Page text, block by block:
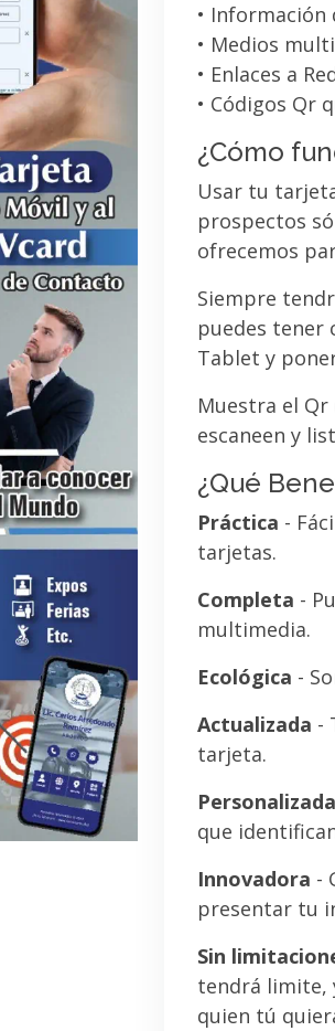
• Información
• Medios
• Enlaces a
• Códigos Qr
¿Cómo
Usar tu
prospectos
ofrecemos
Siempre
puedes tener
Tablet y
Muestra el
escaneen y
¿Qué
Práctica -
tarjetas.
Completa -
multimedia.
Ecológica -
Actualizada -
tarjeta.
Personalizada
que
Innovadora -
presentar tu
Sin
tendrá limite,
quien tú